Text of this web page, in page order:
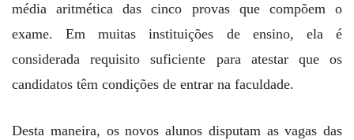
média aritmética das cinco provas que compõem o
exame. Em muitas instituições de ensino, ela é
considerada requisito suficiente para atestar que os
candidatos têm condições de entrar na faculdade.
Desta maneira, os novos alunos disputam as vagas das